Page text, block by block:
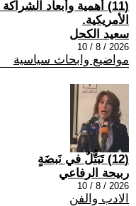
(11) أهمية وأبعاد
الأمريكية.
سعيد الكحل
2026 / 8 / 10
مواضيع وابحاث سياسية
(12) تَبَتُّلٌ في نَبضَةٍ
ربيحة الرفاعي
2026 / 8 / 10
الادب والفن